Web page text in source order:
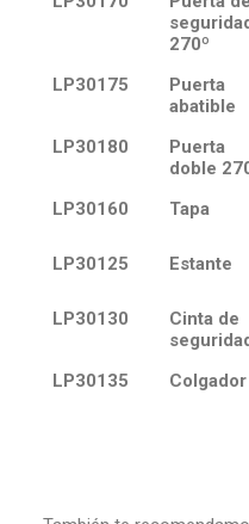
seguridad
270º
LP30175
Puerta
abatible
LP30180
Puerta
doble
LP30160 Tapa
LP30125 Estante
LP30130
Cinta de
seguridad
LP30135 Colgador